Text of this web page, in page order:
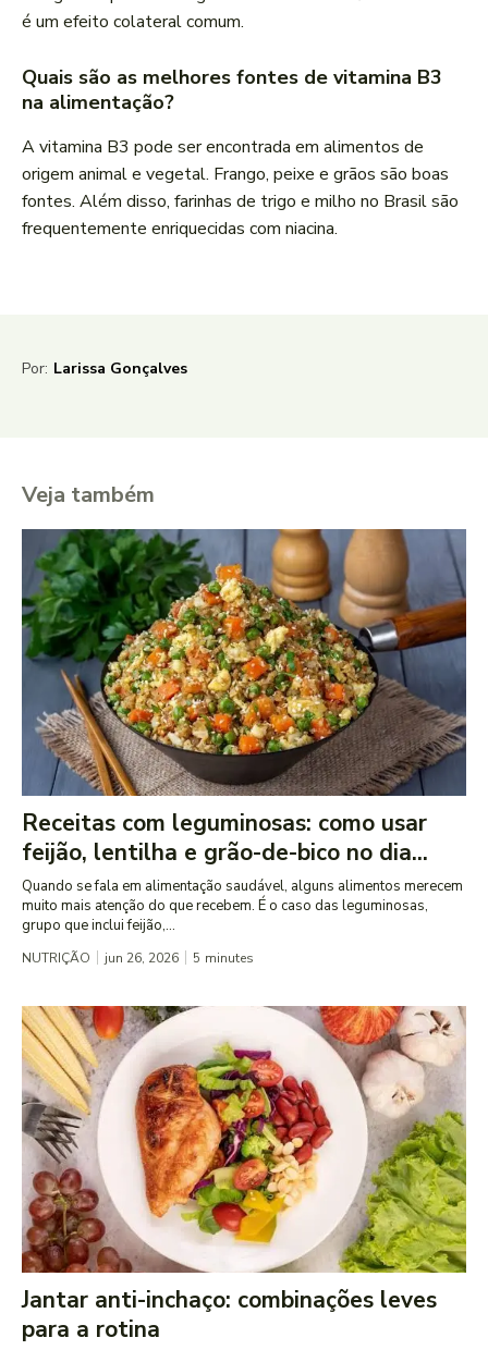
é um efeito colateral comum.
Quais são as melhores fontes de vitamina B3
na alimentação?
A vitamina B3 pode ser encontrada em alimentos de
origem animal e vegetal. Frango, peixe e grãos são boas
fontes. Além disso, farinhas de trigo e milho no Brasil são
frequentemente enriquecidas com niacina.
Por: Larissa Gonçalves
Veja também
Receitas com leguminosas: como usar
feijão, lentilha e grão-de-bico no dia...
Quando se fala em alimentação saudável, alguns alimentos merecem
muito mais atenção do que recebem. É o caso das leguminosas,
grupo que inclui feijão,...
NUTRIÇÃO jun 26, 2026 5 minutes
Jantar anti-inchaço: combinações leves
para a rotina